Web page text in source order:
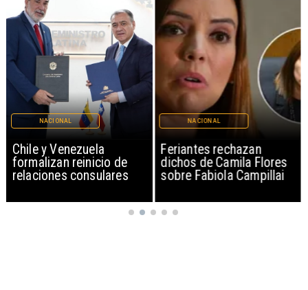
Chile y Venezuela
formalizan reinicio de
relaciones consulares
NACIONAL
Feriantes rechazan
dichos de Camila Flores
sobre Fabiola Campillai
NACIONAL